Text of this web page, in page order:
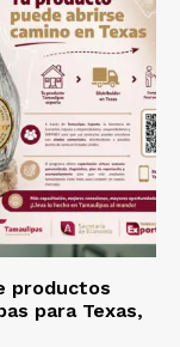
productos
para Texas,